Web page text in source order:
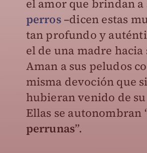
el amor que brindan a
perros –dicen estas
tan profundo y
el de una madre hacia
Aman a sus peludos
misma devoción que si
hubieran venido de
Ellas se autonombran
perrunas”.